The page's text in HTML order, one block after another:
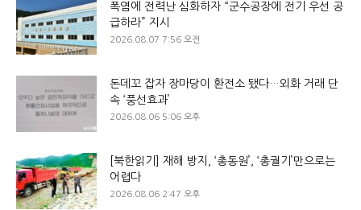
폭염에 전력난 심화하자 “군수공장에 전기 우선 공
급하라” 지시
2026.08.07 7:56 오전
돈데꼬 잡자 장마당이 환전소 됐다…외화 거래 단
속 ‘풍선효과’
2026.08.06 5:06 오후
[북한읽기] 재해 방지, ‘총동원’, ‘총궐기’만으로는
어렵다
2026.08.06 2:47 오후